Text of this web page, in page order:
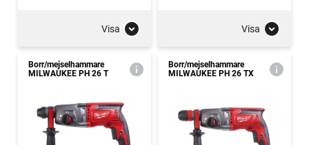
Visa Visa
Borr/mejselhammare
MILWAUKEE PH 26 T
Borr/mejselhammare
MILWAUKEE PH 26 TX